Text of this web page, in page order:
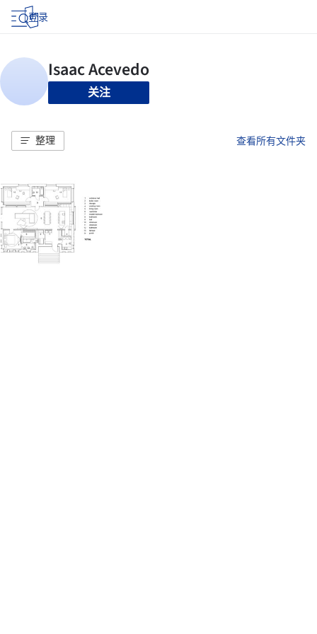
登录
关注
整理 查看所有文件夹